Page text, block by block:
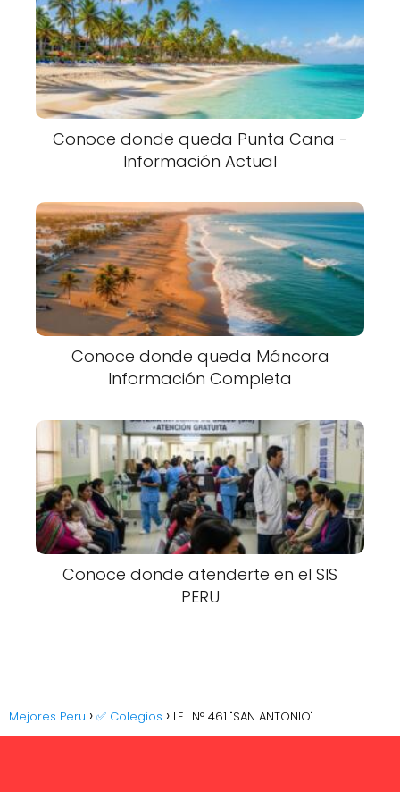
Conoce donde queda Punta Cana -
Información Actual
Conoce donde queda Máncora
Información Completa
Conoce donde atenderte en el SIS
PERU
Mejores Peru ✅ Colegios I.E.I N° 461 "SAN ANTONIO"